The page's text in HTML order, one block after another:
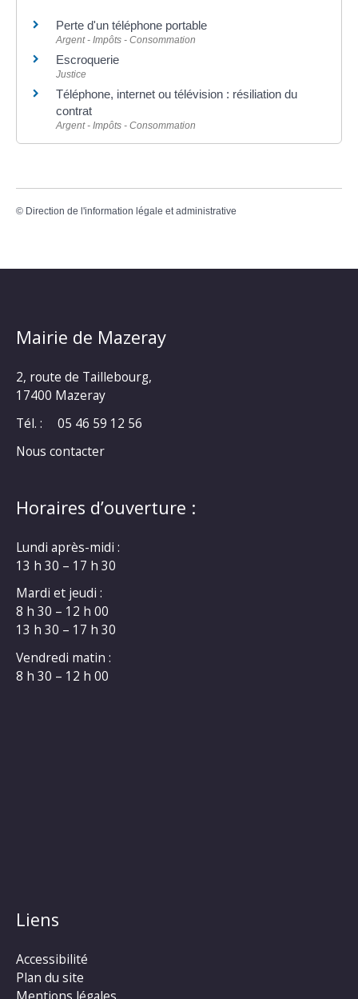
Perte d'un téléphone portable
Argent - Impôts - Consommation
Escroquerie
Justice
Téléphone, internet ou télévision : résiliation du
contrat
Argent - Impôts - Consommation
© Direction de l'information légale et administrative
Mairie de Mazeray
2, route de Taillebourg,
17400 Mazeray
Tél. :
05 46 59 12 56
Nous contacter
Horaires d’ouverture :
Lundi après-midi :
13 h 30 – 17 h 30
Mardi et jeudi :
8 h 30 – 12 h 00
13 h 30 – 17 h 30
Vendredi matin :
8 h 30 – 12 h 00
Liens
Accessibilité
Plan du site